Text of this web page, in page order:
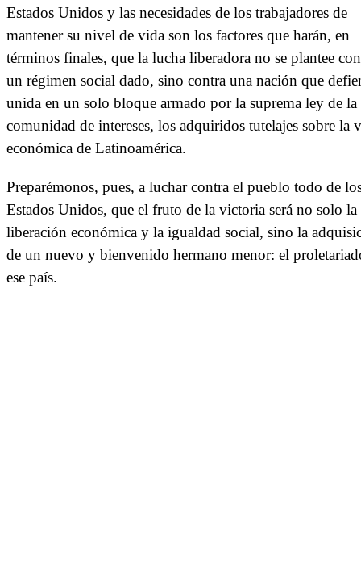
Estados Unidos y las necesidades de los trabajadores de
mantener su nivel de vida son los factores que harán, en
términos finales, que la lucha liberadora no se plantee
un régimen social dado, sino contra una nación que
unida en un solo bloque armado por la suprema ley de la
comunidad de intereses, los adquiridos tutelajes sobre la
económica de Latinoamérica.
Preparémonos, pues, a luchar contra el pueblo todo de
Estados Unidos, que el fruto de la victoria será no solo la
liberación económica y la igualdad social, sino la
de un nuevo y bienvenido hermano menor: el
ese país.